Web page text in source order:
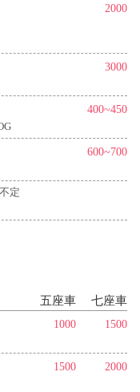
2000
3000
400~450
600~700
定
五座車
七座車
1000 1500
1500 2000